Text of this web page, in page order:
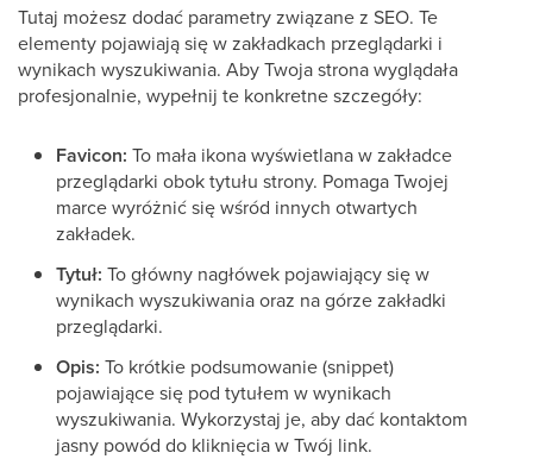
Tutaj możesz dodać parametry związane z SEO. Te
elementy pojawiają się w zakładkach przeglądarki i
wynikach wyszukiwania. Aby Twoja strona wyglądała
profesjonalnie, wypełnij te konkretne szczegóły:
Favicon: To mała ikona wyświetlana w zakładce
przeglądarki obok tytułu strony. Pomaga Twojej
marce wyróżnić się wśród innych otwartych
zakładek.
Tytuł: To główny nagłówek pojawiający się w
wynikach wyszukiwania oraz na górze zakładki
przeglądarki.
Opis: To krótkie podsumowanie (snippet)
pojawiające się pod tytułem w wynikach
wyszukiwania. Wykorzystaj je, aby dać kontaktom
jasny powód do kliknięcia w Twój link.